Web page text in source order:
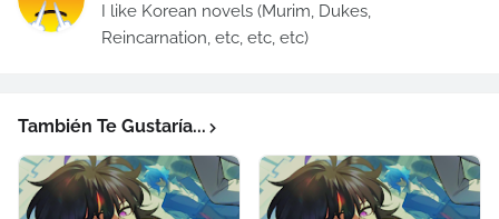
I like Korean novels (Murim, Dukes,
Reincarnation, etc, etc, etc)
También Te Gustaría...